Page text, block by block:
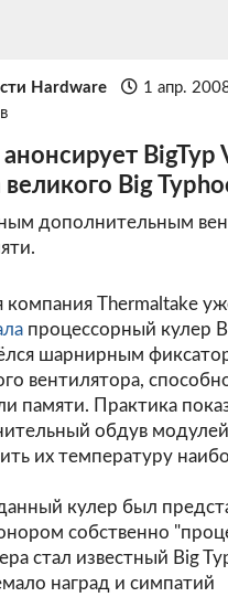
Hardware
1 апр.
BigTyp
Big
дополнительным
компания Thermaltake
процессорный кулер
шарнирным
вентилятора,
памяти. Практика
обдув
их температуру
кулер был
собственно
стал известный Big
наград и симпатий